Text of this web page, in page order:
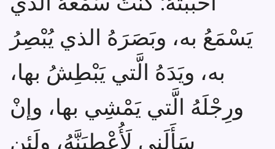
يَسْمَعُ به، وبَصَرَهُ الذي يُبْصِرُ
به، ويَدَهُ الَّتي يَبْطِشُ بها،
ورِجْلَهُ الَّتي يَمْشِي بها، وإنْ
سَأَلَنِي لَأُعْطِيَنَّهُ، ولَئِنِ